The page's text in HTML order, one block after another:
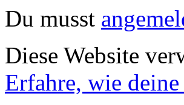
Du musst
Diese Website
Erfahre, wie